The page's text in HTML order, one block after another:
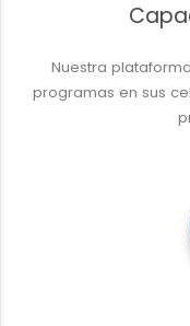
Nuestra
programas en sus